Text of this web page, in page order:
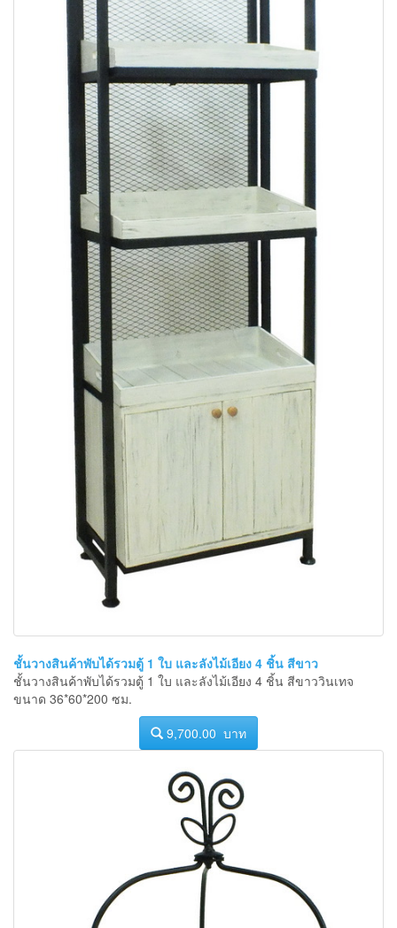
ชั้นวางสินค้าพับได้รวมตู้ 1 ใบ และลังไม้เอียง 4 ชิ้น สีขาว
ชั้นวางสินค้าพับได้รวมตู้ 1 ใบ และลังไม้เอียง 4 ชิ้น สีขาววินเทจ
ขนาด 36*60*200 ซม.
9,700.00 บาท